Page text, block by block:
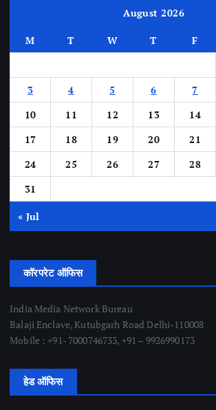
August 2026
M T W T F
3
4 5 6 7
10
11 12 13 14
17
18 19 20 21
24
25 26 27 28
31
« Jul
कॉरपरेट ऑफिस
India Media Network Bureau
Balaji Enclave, Kutubgarh Road Delhi-110008
Mobile : +91- 7000746733, +91 – 9926990173
हेड ऑफिस